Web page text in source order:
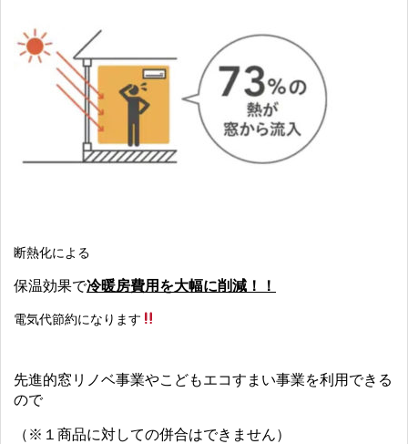
断熱化による
保温効果で冷暖房費用を大幅に削減！！
電気代節約になります
先進的窓リノベ事業やこどもエコすまい事業を利用できる
ので
（※１商品に対しての併合はできません）